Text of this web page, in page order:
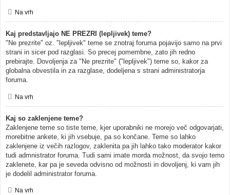
Na vrh
Kaj predstavljajo NE PREZRI (lepljivek) teme?
"Ne prezrite" oz. "lepljivek" teme se znotraj foruma pojavijo samo na prvi
strani in sicer pod razglasi. So precej pomembne, zato jih redno
prebirajte. Dovoljenja za "Ne prezrite" ("lepljivek") teme so, kakor za
globalna obvestila in za razglase, dodeljena s strani administratorja
foruma.
Na vrh
Kaj so zaklenjene teme?
Zaklenjene teme so tiste teme, kjer uporabniki ne morejo več odgovarjati,
morebitne ankete, ki jih vsebuje, pa so končane. Teme so lahko
zaklenjene iz večih razlogov, zaklenita pa jih lahko tako moderator kakor
tudi admnistrator foruma. Tudi sami imate morda možnost, da svojo temo
zaklenete, kar pa je seveda odvisno od možnosti in dovoljenj, ki vam jih
je dodelil administrator foruma.
Na vrh